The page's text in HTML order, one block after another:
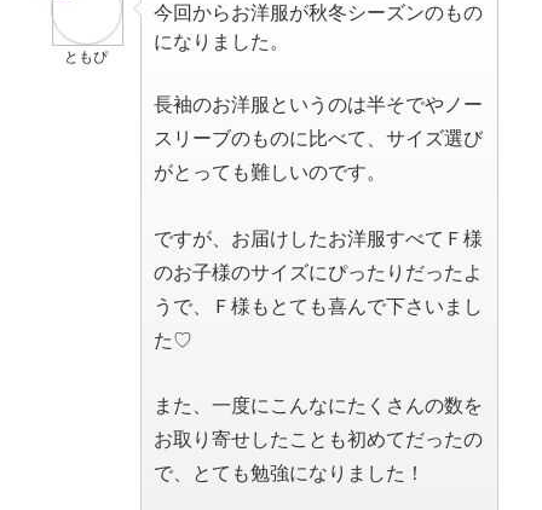
ともぴ
今回からお洋服が秋冬シーズンのもの
になりました。
長袖のお洋服というのは半そでやノー
スリーブのものに比べて、サイズ選び
がとっても難しいのです。
ですが、お届けしたお洋服すべてＦ様
のお子様のサイズにぴったりだったよ
うで、Ｆ様もとても喜んで下さいまし
た♡
また、一度にこんなにたくさんの数を
お取り寄せしたことも初めてだったの
で、とても勉強になりました！